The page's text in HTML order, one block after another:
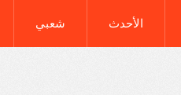
الأحدث شعبي